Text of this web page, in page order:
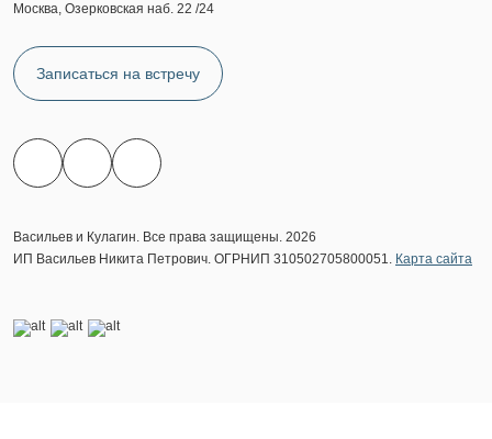
Москва, Озерковская наб. 22 /24
Записаться на встречу
Васильев и Кулагин. Все права защищены. 2026
ИП Васильев Никита Петрович. ОГРНИП 310502705800051. Карта сайта